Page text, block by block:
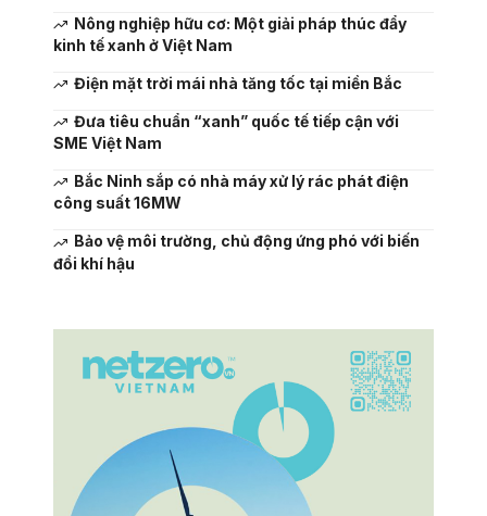
Nông nghiệp hữu cơ: Một giải pháp thúc đẩy
kinh tế xanh ở Việt Nam
Điện mặt trời mái nhà tăng tốc tại miền Bắc
Đưa tiêu chuẩn “xanh” quốc tế tiếp cận với
SME Việt Nam
Bắc Ninh sắp có nhà máy xử lý rác phát điện
công suất 16MW
Bảo vệ môi trường, chủ động ứng phó với biến
đổi khí hậu